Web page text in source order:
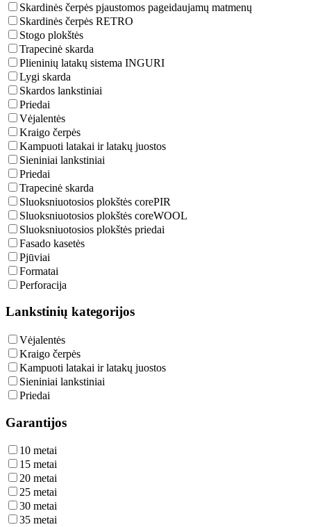
Skardinės čerpės pjaustomos pageidaujamų matmenų
Skardinės čerpės RETRO
Stogo plokštės
Trapecinė skarda
Plieninių latakų sistema INGURI
Lygi skarda
Skardos lankstiniai
Priedai
Vėjalentės
Kraigo čerpės
Kampuoti latakai ir latakų juostos
Sieniniai lankstiniai
Priedai
Trapecinė skarda
Sluoksniuotosios plokštės corePIR
Sluoksniuotosios plokštės coreWOOL
Sluoksniuotosios plokštės priedai
Fasado kasetės
Pjūviai
Formatai
Perforacija
Lankstinių kategorijos
Vėjalentės
Kraigo čerpės
Kampuoti latakai ir latakų juostos
Sieniniai lankstiniai
Priedai
Garantijos
10 metai
15 metai
20 metai
25 metai
30 metai
35 metai